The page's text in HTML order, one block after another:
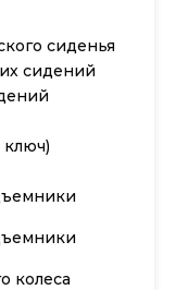
сиденья
сидений
колеса